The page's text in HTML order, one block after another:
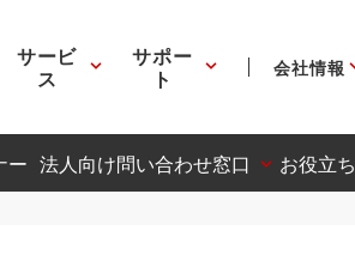
サービ
ス
サポー
ト 会社情報
ー 法人向け問い合わせ窓口 お役立